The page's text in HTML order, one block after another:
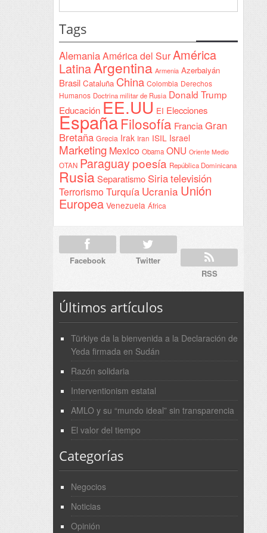
Yeda
en
Sudán
Tags
AlemaniaAmérica del SurAmérica
LatinaArgentina Armenia Azerbaiyán
Brasil Cataluña China Colombia Derechos
Humanos Doctrina militar de Rusia Donald Trump
EducaciónEE.UU EI Elecciones
España Filosofía Francia Gran
Bretaña Grecia Irak Iran ISIL Israel
Marketing Mexico Obama ONU Oriente Medio
OTAN Paraguay poesía República Dominicana
Rusia Separatismo Siriatelevisión
Terrorismo Turquía Ucrania Unión
Europea Venezuela África
Facebook
Twitter
RSS
Últimos artículos
Türkiye da la bienvenida a la Declaración de
Yeda firmada en Sudán
Razón solidaria
Interventionism estatal
AMLO y su “mundo ideal” sin transparencia
El valor del tiempo
Categorías
Negocios
Noticias
Opinión